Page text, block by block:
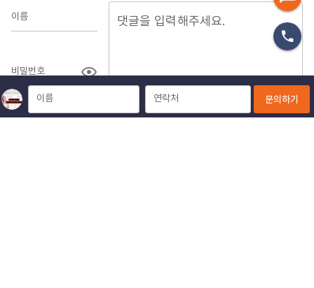
이름
비밀번호
댓글 등록
이름 연락처 문의하기